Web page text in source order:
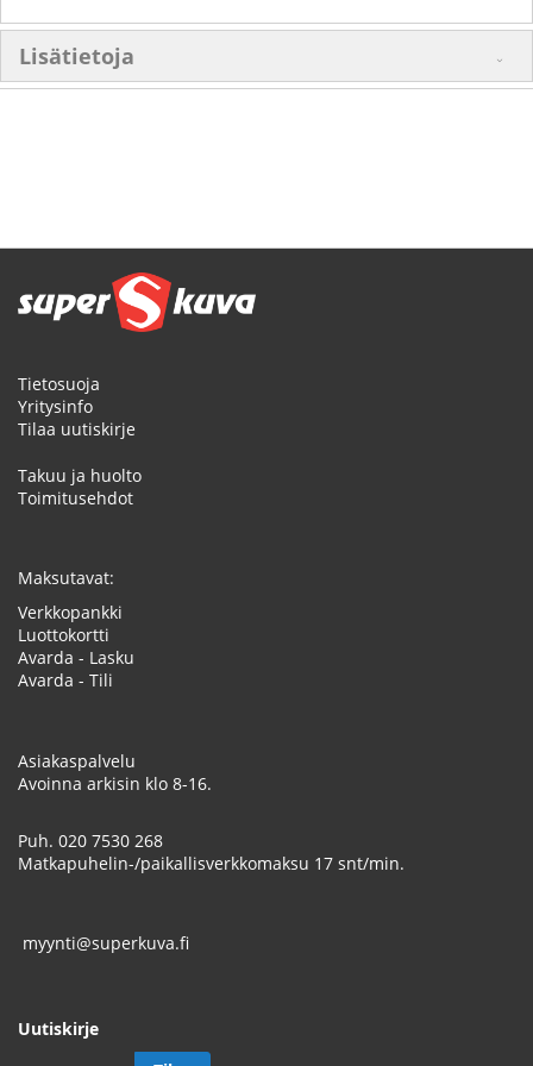
Lisätietoja
Tietosuoja
Yritysinfo
Tilaa uutiskirje
Takuu ja huolto
Toimitusehdot
Maksutavat:
Verkkopankki
Luottokortti
Avarda - Lasku
Avarda - Tili
Asiakaspalvelu
Avoinna arkisin klo 8-16.
Puh. 020 7530 268
Matkapuhelin-/paikallisverkkomaksu 17 snt/min.
myynti@superkuva.fi
Uutiskirje